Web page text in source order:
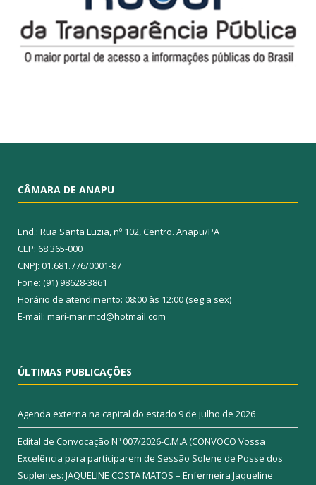
CÂMARA DE ANAPU
End.: Rua Santa Luzia, nº 102, Centro. Anapu/PA
CEP: 68.365-000
CNPJ: 01.681.776/0001-87
Fone: (91) 98628-3861
Horário de atendimento: 08:00 às 12:00 (seg a sex)
E-mail: mari-marimcd@hotmail.com
ÚLTIMAS PUBLICAÇÕES
Agenda externa na capital do estado 9 de julho de 2026
Edital de Convocação Nº 007/2026-C.M.A (CONVOCO Vossa
Excelência para participarem de Sessão Solene de Posse dos
Suplentes: JAQUELINE COSTA MATOS – Enfermeira Jaqueline